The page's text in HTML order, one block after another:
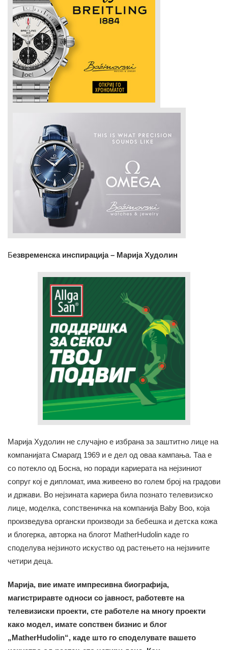
Безвременска инспирација – Марија Худолин
Марија Худолин не случајно е избрана за заштитно лице на
компанијата Смарагд 1969 и е дел од оваа кампања. Таа е
со потекло од Босна, но поради кариерата на нејзиниот
сопруг кој е дипломат, има живеено во голем број на градови
и држави. Во нејзината кариера била познато телевизиско
лице, моделка, сопственичка на компанија Baby Boo, која
произведува органски производи за бебешка и детска кожа
и блогерка, авторка на блогот MatherHudolin каде го
споделува нејзиното искуство од растењето на нејзините
четири деца.
Марија, вие имате импресивна биографија,
магистриравте односи со јавност, работевте на
телевизиски проекти, сте работеле на многу проекти
како модел, имате сопствен бизнис и блог
„MatherHudolin“, каде што го споделувате вашето